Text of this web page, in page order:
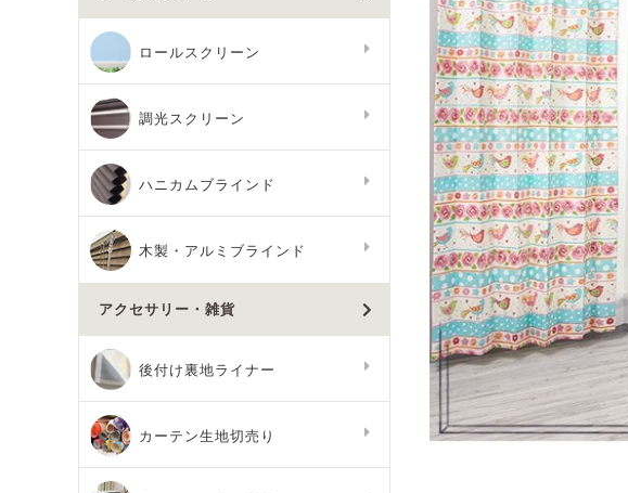
ロールスクリーン
調光スクリーン
ハニカムブラインド
木製・アルミブラインド
アクセサリー・雑貨
後付け裏地ライナー
カーテン生地切売り